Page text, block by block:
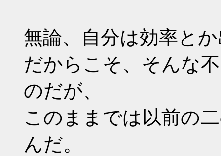
無論、自分は効率と
だからこそ、そんな
のだが、
このままでは以前の
んだ。